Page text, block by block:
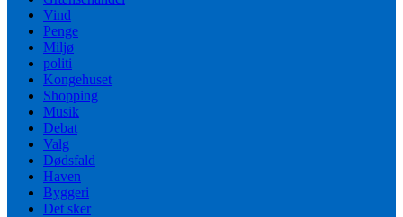
Vind
Penge
Miljø
politi
Kongehuset
Shopping
Musik
Debat
Valg
Dødsfald
Haven
Byggeri
Det sker